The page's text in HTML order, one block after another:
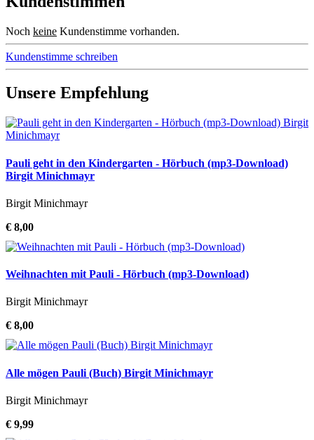
Noch keine Kundenstimme vorhanden.
Kundenstimme schreiben
Unsere Empfehlung
Pauli geht in den Kindergarten - Hörbuch (mp3-Download)
Birgit Minichmayr
Birgit Minichmayr
€ 8,00
Weihnachten mit Pauli - Hörbuch (mp3-Download)
Birgit Minichmayr
€ 8,00
Alle mögen Pauli (Buch) Birgit Minichmayr
Birgit Minichmayr
€ 9,99